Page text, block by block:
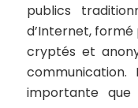
publics
d’Internet,
cryptés et
importante